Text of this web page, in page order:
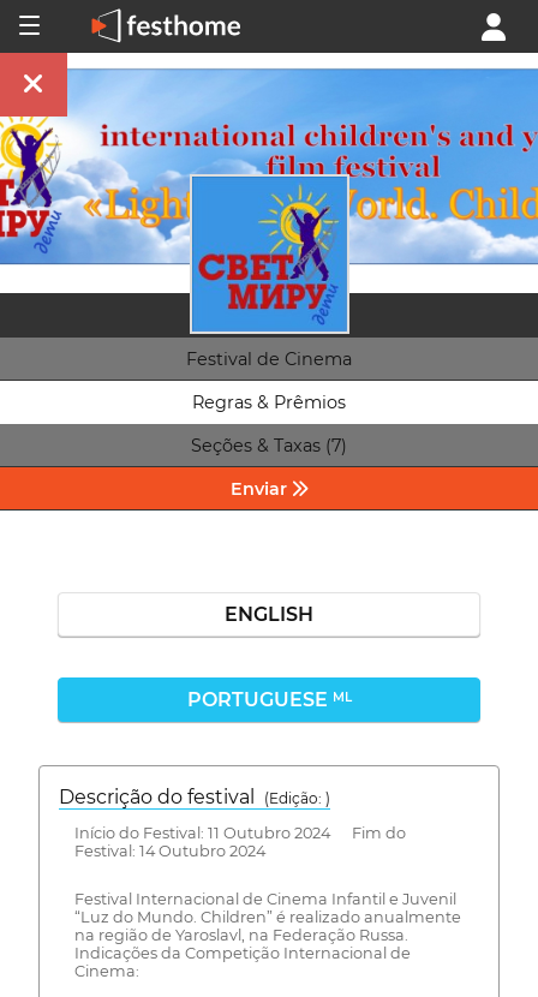
Festival de Cinema
Regras & Prêmios
Seções & Taxas (7)
Enviar
ENGLISH
PORTUGUESE ML
Descrição do festival
(Edição: )
Início do Festival: 11 Outubro 2024 Fim do
Festival: 14 Outubro 2024
Festival Internacional de Cinema Infantil e Juvenil
“Luz do Mundo. Children” é realizado anualmente
na região de Yaroslavl, na Federação Russa.
Indicações da Competição Internacional de
Cinema: